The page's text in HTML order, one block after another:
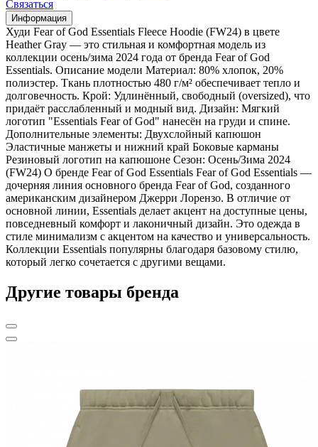
Связаться
Информация
Худи Fear of God Essentials Fleece Hoodie (FW24) в цвете
Heather Gray — это стильная и комфортная модель из
коллекции осень/зима 2024 года от бренда Fear of God
Essentials. Описание модели Материал: 80% хлопок, 20%
полиэстер. Ткань плотностью 480 г/м² обеспечивает тепло и
долговечность. Крой: Удлинённый, свободный (oversized), что
придаёт расслабленный и модный вид. Дизайн: Мягкий
логотип "Essentials Fear of God" нанесён на груди и спине.
Дополнительные элементы: Двухслойный капюшон
Эластичные манжеты и нижний край Боковые карманы
Резиновый логотип на капюшоне Сезон: Осень/Зима 2024
(FW24) О бренде Fear of God Essentials Fear of God Essentials —
дочерняя линия основного бренда Fear of God, созданного
американским дизайнером Джерри Лорензо. В отличие от
основной линии, Essentials делает акцент на доступные цены,
повседневный комфорт и лаконичный дизайн. Это одежда в
стиле минимализм с акцентом на качество и универсальность.
Коллекции Essentials популярны благодаря базовому стилю,
который легко сочетается с другими вещами.
Другие товары бренда